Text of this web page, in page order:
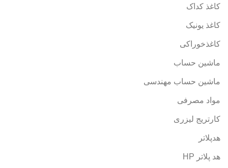
کاغذ کداک
کاغذ یونیک
کاغذخوراکی
ماشین حساب
ماشین حساب مهندسی
مواد مصرفی
کارتریج لیزری
هدپلاتر
هد پلاتر HP